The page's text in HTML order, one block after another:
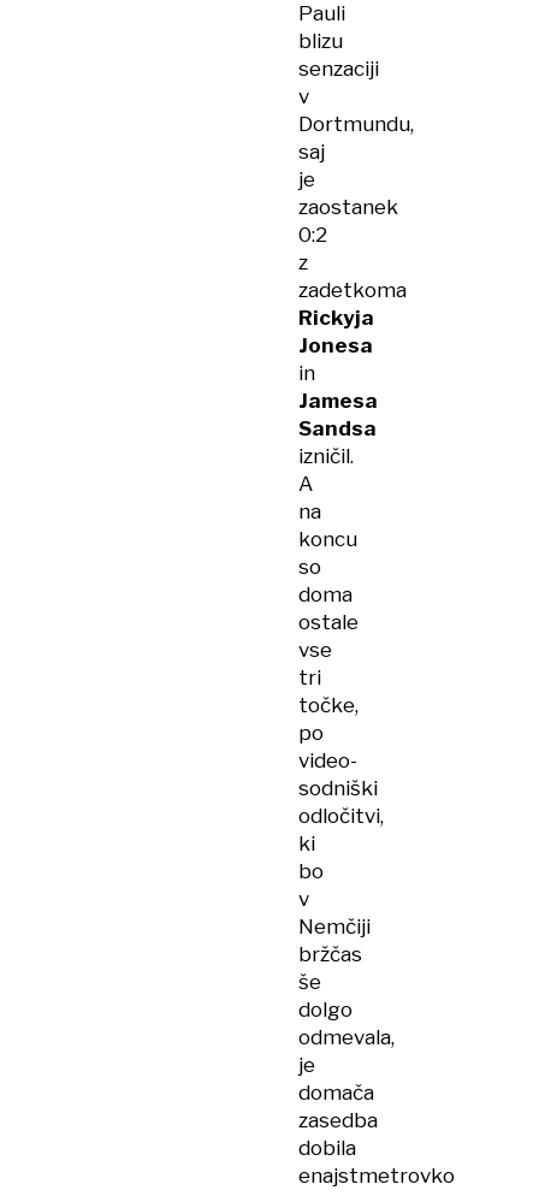
Pauli
blizu
senzaciji
v
Dortmundu,
saj
je
zaostanek
0:2
z
zadetkoma
Rickyja
Jonesa
in
Jamesa
Sandsa
izničil.
A
na
koncu
so
doma
ostale
vse
tri
točke,
po
video-
sodniški
odločitvi,
ki
bo
v
Nemčiji
bržčas
še
dolgo
odmevala,
je
domača
zasedba
dobila
enajstmetrovko